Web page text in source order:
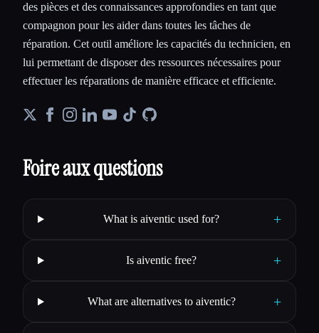
des pièces et des connaissances approfondies en tant que
compagnon pour les aider dans toutes les tâches de
réparation. Cet outil améliore les capacités du technicien, en
lui permettant de disposer des ressources nécessaires pour
effectuer les réparations de manière efficace et efficiente.
Foire aux questions
What is aiventic used for? +
Is aiventic free? +
What are alternatives to aiventic? +